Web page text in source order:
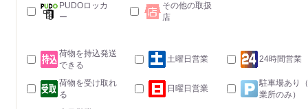
PUDOロッカ
ー
その他の取扱
店
荷物を持込発送
できる
土曜日営業 24時間営業
荷物を受け取れ
る
日曜日営業
駐車場あり
業所のみ）